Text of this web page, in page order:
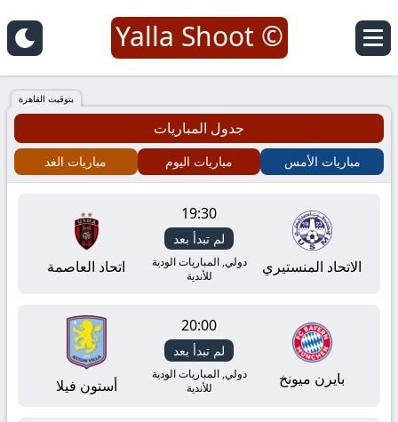
يلا
شوت
|
Yalla
Shoot
مباريات
© Yalla Shoot
بتوقيت القاهرة
جدول المباريات
مباريات الأمس مباريات اليوم مباريات الغد
الاتحاد المنستيري
19:30
لم تبدأ بعد
دولي, المباريات الودية
للأندية
اتحاد العاصمة
بايرن ميونخ
20:00
لم تبدأ بعد
دولي, المباريات الودية
للأندية
أستون فيلا